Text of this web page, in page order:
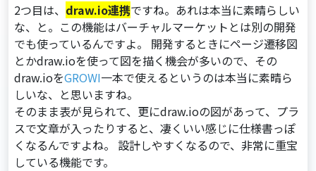
2つ⽬は、 draw.io連携ですね。あれは本当に素晴らしい
な、と。この機能はバーチャルマーケットとは別の開発
でも使っているんですよ。 開発するときにページ遷移図
とかdraw.ioを使って図を描く機会が多いので、その
draw.ioをGROWI⼀本で使えるというのは本当に素晴ら
しいな、と思いますね。
そのまま表が⾒られて、更にdraw.ioの図があって、プラ
スで⽂章が⼊ったりすると、凄くいい感じに仕様書っぽ
くなるんですよね。 設計しやすくなるので、⾮常に重宝
している機能です。